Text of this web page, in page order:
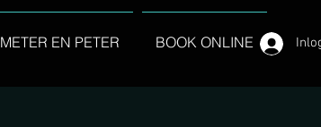
METER EN PETER BOOK ONLINE